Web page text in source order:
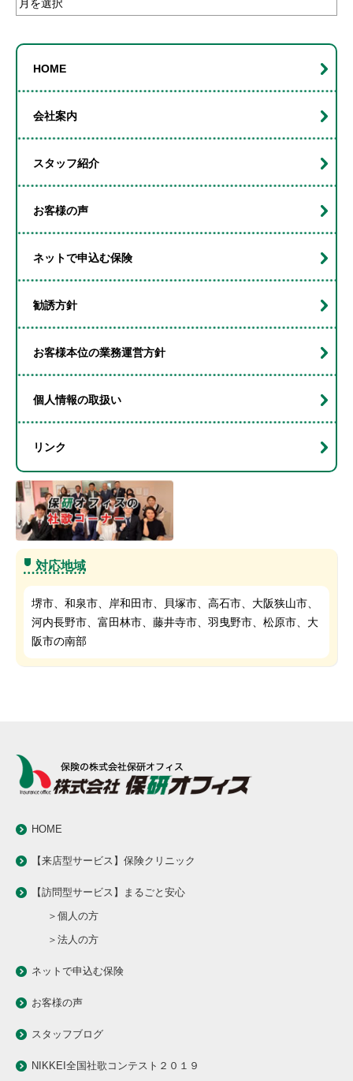
ー
HOME
会社案内
スタッフ紹介
お客様の声
ネットで申込む保険
勧誘方針
お客様本位の業務運営方針
個人情報の取扱い
リンク
対応地域
堺市、和泉市、岸和田市、貝塚市、高石市、大阪狭山市、
河内長野市、富田林市、藤井寺市、羽曳野市、松原市、大
阪市の南部
HOME
【来店型サービス】保険クリニック
【訪問型サービス】まるごと安心
＞個人の方
＞法人の方
ネットで申込む保険
お客様の声
スタッフブログ
NIKKEI全国社歌コンテスト２０１９